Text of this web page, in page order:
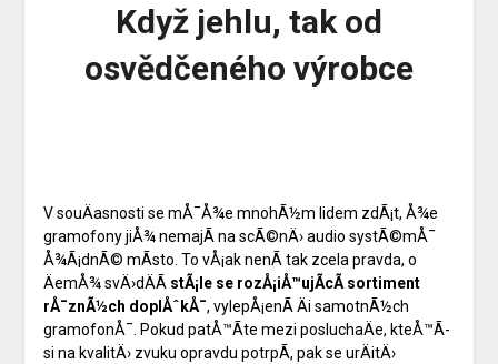
Když jehlu, tak od
osvědčeného výrobce
V souÄasnosti se mÅ¯Å¾e mnohÃ½m lidem zdÃ¡t, Å¾e
gramofony jiÅ¾ nemajÃ­ na scÃ©nÄ› audio systÃ©mÅ¯
Å¾Ã¡dnÃ© mÃ­sto. To vÅ¡ak nenÃ­ tak zcela pravda, o
ÄemÅ¾ svÄ›dÄÃ­ stÃ¡le se rozÅ¡iÅ™ujÃ­cÃ­ sortiment
rÅ¯znÃ½ch doplÅˆkÅ¯, vylepÅ¡enÃ­ Äi samotnÃ½ch
gramofonÅ¯. Pokud patÅ™Ã­te mezi posluchaÄe, kteÅ™Ã­
si na kvalitÄ› zvuku opravdu potrpÃ­, pak se urÄitÄ›